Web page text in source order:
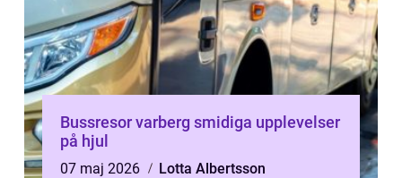
Bussresor varberg smidiga upplevelser
på hjul
07 maj 2026
Lotta Albertsson